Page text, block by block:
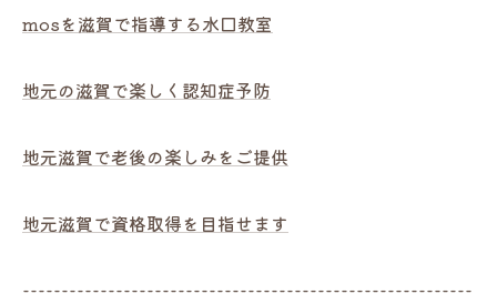
mosを滋賀で指導する水口教室
地元の滋賀で楽しく認知症予防
地元滋賀で老後の楽しみをご提供
地元滋賀で資格取得を目指せます
----------------------------------------------------------